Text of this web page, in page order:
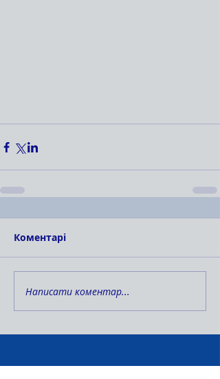
Коментарі
Написати коментар...